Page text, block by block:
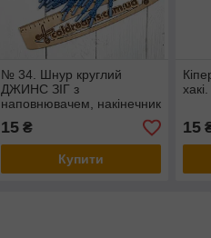
№ 34. Шнур круглий
ДЖИНС ЗІГ з
наповнювачем, накінечник
джинс, 8мм (120см.)
15₴
Купити
хакі.
15